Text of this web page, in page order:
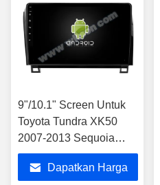
9"/10.1" Screen Untuk
Toyota Tundra XK50
2007-2013 Sequoia
XK60 2008 - 2017 Mobil
Multimedia Stereo
Dapatkan Harga